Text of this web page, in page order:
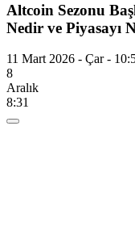
Altcoin Sezonu
Nedir ve Piyasayı
11 Mart 2026 - Çar -
8
Aralık
8:31